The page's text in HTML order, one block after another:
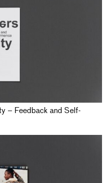
– Feedback and Self-